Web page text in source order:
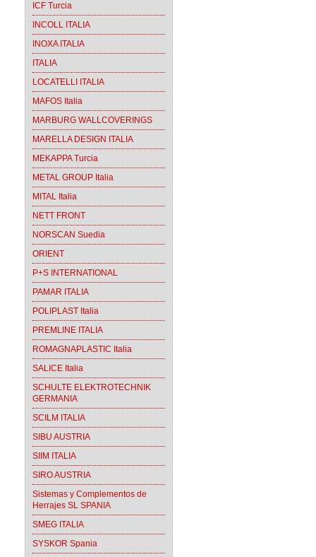
ICF Turcia
INCOLL ITALIA
INOXA ITALIA
ITALIA
LOCATELLI ITALIA
MAFOS Italia
MARBURG WALLCOVERINGS
MARELLA DESIGN ITALIA
MEKAPPA Turcia
METAL GROUP Italia
MITAL Italia
NETT FRONT
NORSCAN Suedia
ORIENT
P+S INTERNATIONAL
PAMAR ITALIA
POLIPLAST Italia
PREMLINE ITALIA
ROMAGNAPLASTIC Italia
SALICE Italia
SCHULTE ELEKTROTECHNIK
GERMANIA
SCILM ITALIA
SIBU AUSTRIA
SIIM ITALIA
SIRO AUSTRIA
Sistemas y Complementos de
Herrajes SL SPANIA
SMEG ITALIA
SYSKOR Spania